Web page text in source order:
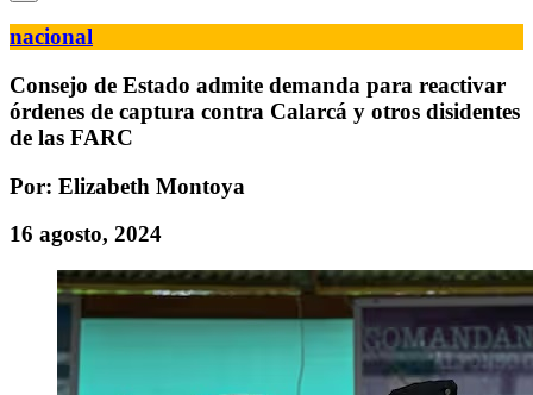
nacional
Consejo de Estado admite demanda para reactivar
órdenes de captura contra Calarcá y otros disidentes
de las FARC
Por: Elizabeth Montoya
16 agosto, 2024